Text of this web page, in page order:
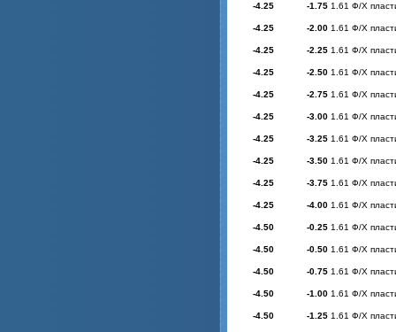
-4.25 -1.75 1.61 Ф/Х
-4.25 -2.00 1.61 Ф/Х
-4.25 -2.25 1.61 Ф/Х
-4.25 -2.50 1.61 Ф/Х
-4.25 -2.75 1.61 Ф/Х
-4.25 -3.00 1.61 Ф/Х
-4.25 -3.25 1.61 Ф/Х
-4.25 -3.50 1.61 Ф/Х
-4.25 -3.75 1.61 Ф/Х
-4.25 -4.00 1.61 Ф/Х
-4.50 -0.25 1.61 Ф/Х
-4.50 -0.50 1.61 Ф/Х
-4.50 -0.75 1.61 Ф/Х
-4.50 -1.00 1.61 Ф/Х
-4.50 -1.25 1.61 Ф/Х